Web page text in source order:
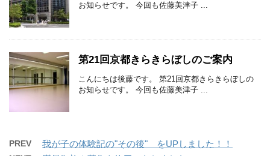
お知らせです。 今回も佐藤美津子 ...
第21回京都きらきらぼしのご案内
こんにちは後藤です。 第21回京都きらきらぼしの
お知らせです。 今回も佐藤美津子 ...
PREV 我が子の体験記の"その後" をUPしました！！